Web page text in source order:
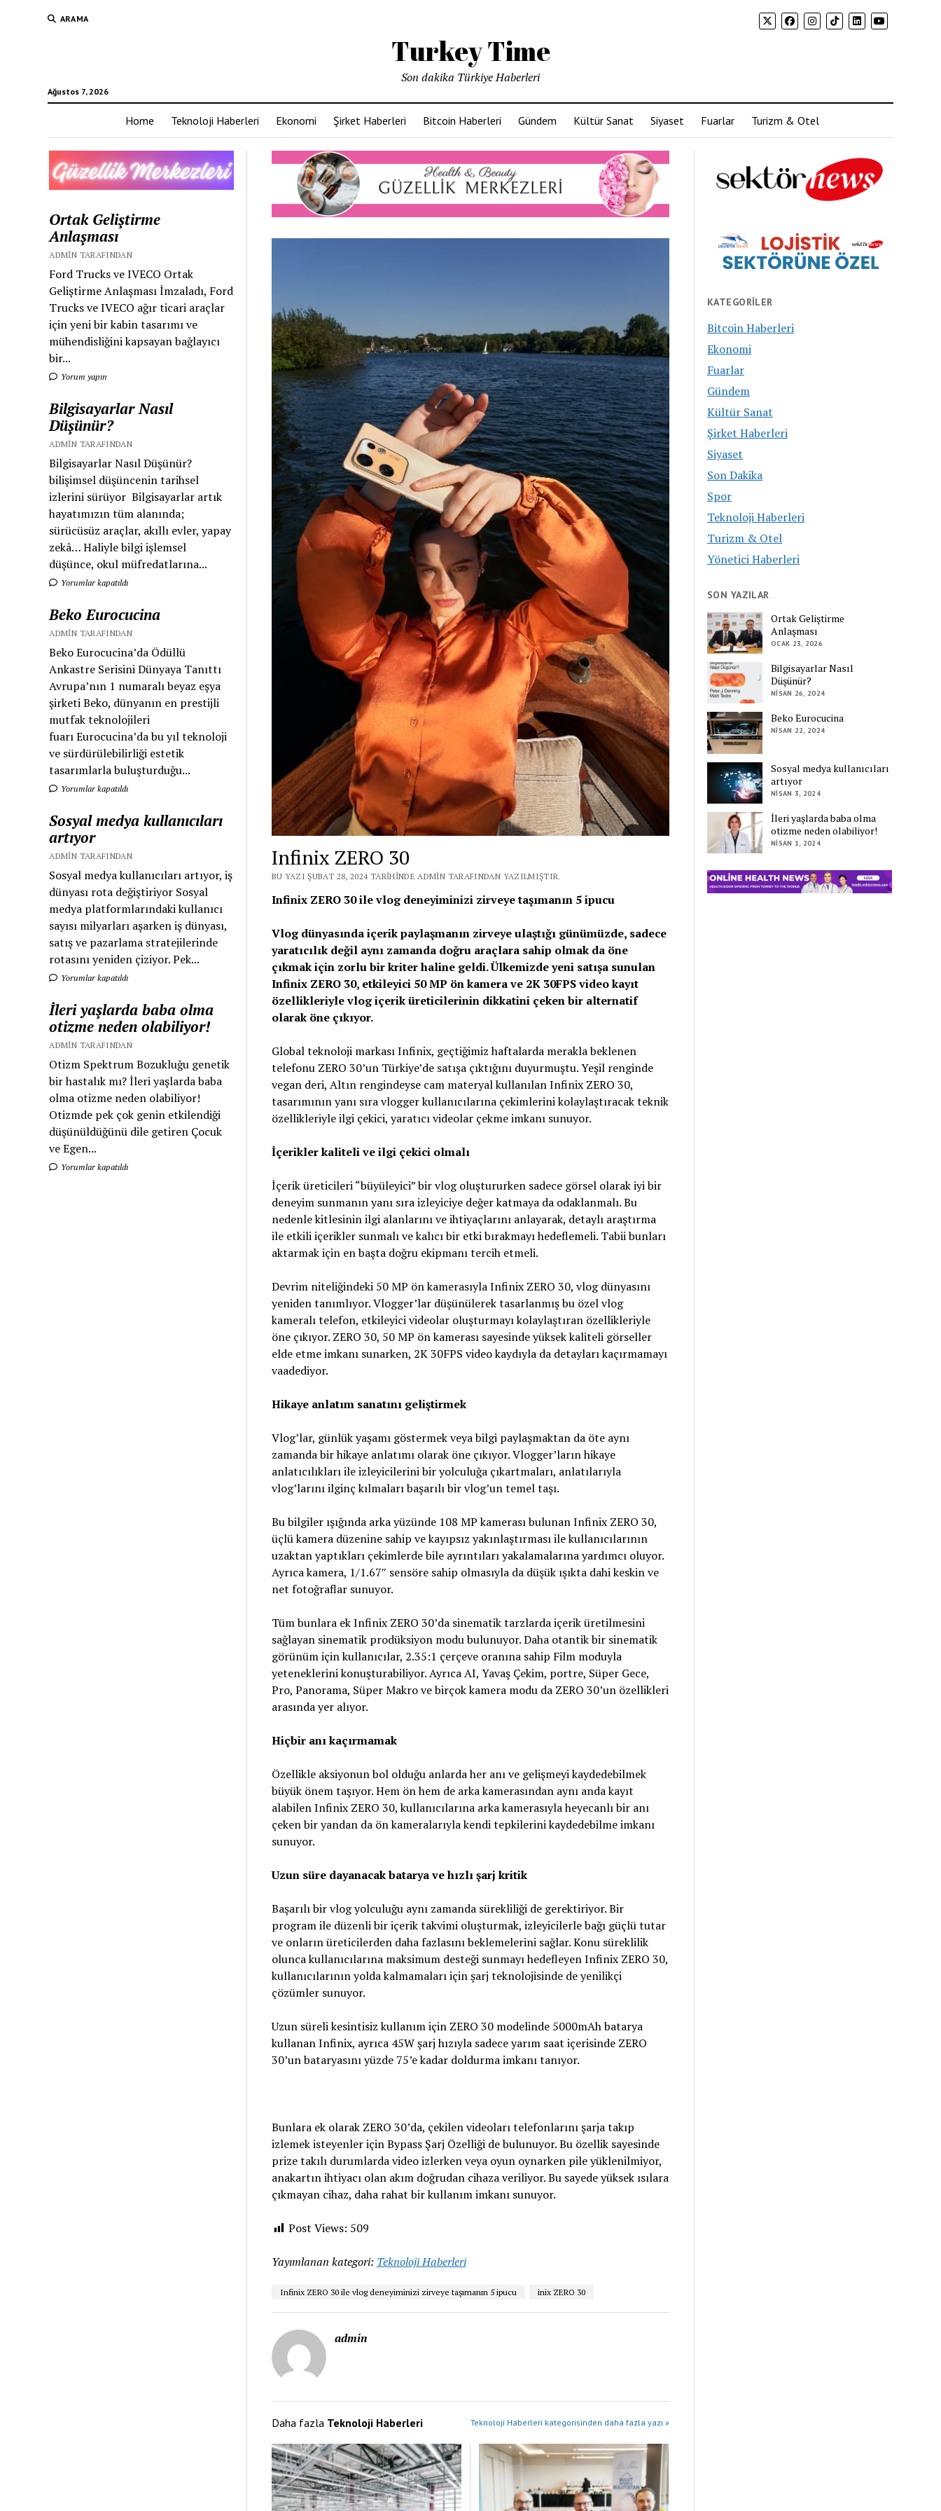
ARAMA
Turkey Time
Ağustos 7, 2026
Son dakika Türkiye Haberleri
Home Teknoloji Haberleri Ekonomi Şirket Haberleri Bitcoin Haberleri Gündem Kültür Sanat Siyaset Fuarlar Turizm & Otel
Ortak Geliştirme
Anlaşması
ADMIN TARAFINDAN
Ford Trucks ve IVECO Ortak
Geliştirme Anlaşması İmzaladı, Ford
Trucks ve IVECO ağır ticari araçlar
için yeni bir kabin tasarımı ve
mühendisliğini kapsayan bağlayıcı
bir...
Yorum yapın
Bilgisayarlar Nasıl
Düşünür?
ADMIN TARAFINDAN
Bilgisayarlar Nasıl Düşünür?
bilişimsel düşüncenin tarihsel
izlerini sürüyor Bilgisayarlar artık
hayatımızın tüm alanında;
sürücüsüz araçlar, akıllı evler, yapay
zekâ… Haliyle bilgi işlemsel
düşünce, okul müfredatlarına...
Yorumlar kapatıldı
Beko Eurocucina
ADMIN TARAFINDAN
Beko Eurocucina’da Ödüllü
Ankastre Serisini Dünyaya Tanıttı
Avrupa’nın 1 numaralı beyaz eşya
şirketi Beko, dünyanın en prestijli
mutfak teknolojileri
fuarı Eurocucina’da bu yıl teknoloji
ve sürdürülebilirliği estetik
tasarımlarla buluşturduğu...
Yorumlar kapatıldı
Sosyal medya kullanıcıları
artıyor
ADMIN TARAFINDAN
Sosyal medya kullanıcıları artıyor, iş
dünyası rota değiştiriyor Sosyal
medya platformlarındaki kullanıcı
sayısı milyarları aşarken iş dünyası,
satış ve pazarlama stratejilerinde
rotasını yeniden çiziyor. Pek...
Yorumlar kapatıldı
İleri yaşlarda baba olma
otizme neden olabiliyor!
ADMIN TARAFINDAN
Otizm Spektrum Bozukluğu genetik
bir hastalık mı? İleri yaşlarda baba
olma otizme neden olabiliyor!
Otizmde pek çok genin etkilendiği
düşünüldüğünü dile getiren Çocuk
ve Egen...
Yorumlar kapatıldı
Infinix ZERO 30
BU YAZI ŞUBAT 28, 2024 TARIHINDE ADMIN TARAFINDAN YAZILMIŞTIR.
Infinix ZERO 30 ile vlog deneyiminizi zirveye taşımanın 5 ipucu
Vlog dünyasında içerik paylaşmanın zirveye ulaştığı günümüzde, sadece
yaratıcılık değil aynı zamanda doğru araçlara sahip olmak da öne
çıkmak için zorlu bir kriter haline geldi. Ülkemizde yeni satışa sunulan
Infinix ZERO 30, etkileyici 50 MP ön kamera ve 2K 30FPS video kayıt
özellikleriyle vlog içerik üreticilerinin dikkatini çeken bir alternatif
olarak öne çıkıyor.
Global teknoloji markası Infinix, geçtiğimiz haftalarda merakla beklenen
telefonu ZERO 30’un Türkiye’de satışa çıktığını duyurmuştu. Yeşil renginde
vegan deri, Altın rengindeyse cam materyal kullanılan Infinix ZERO 30,
tasarımının yanı sıra vlogger kullanıcılarına çekimlerini kolaylaştıracak teknik
özellikleriyle ilgi çekici, yaratıcı videolar çekme imkanı sunuyor.
İçerikler kaliteli ve ilgi çekici olmalı
İçerik üreticileri “büyüleyici” bir vlog oluştururken sadece görsel olarak iyi bir
deneyim sunmanın yanı sıra izleyiciye değer katmaya da odaklanmalı. Bu
nedenle kitlesinin ilgi alanlarını ve ihtiyaçlarını anlayarak, detaylı araştırma
ile etkili içerikler sunmalı ve kalıcı bir etki bırakmayı hedeflemeli. Tabii bunları
aktarmak için en başta doğru ekipmanı tercih etmeli.
Devrim niteliğindeki 50 MP ön kamerasıyla Infinix ZERO 30, vlog dünyasını
yeniden tanımlıyor. Vlogger’lar düşünülerek tasarlanmış bu özel vlog
kameralı telefon, etkileyici videolar oluşturmayı kolaylaştıran özellikleriyle
öne çıkıyor. ZERO 30, 50 MP ön kamerası sayesinde yüksek kaliteli görseller
elde etme imkanı sunarken, 2K 30FPS video kaydıyla da detayları kaçırmamayı
vaadediyor.
Hikaye anlatım sanatını geliştirmek
Vlog’lar, günlük yaşamı göstermek veya bilgi paylaşmaktan da öte aynı
zamanda bir hikaye anlatımı olarak öne çıkıyor. Vlogger’ların hikaye
anlatıcılıkları ile izleyicilerini bir yolculuğa çıkartmaları, anlatılarıyla
vlog’larını ilginç kılmaları başarılı bir vlog’un temel taşı.
Bu bilgiler ışığında arka yüzünde 108 MP kamerası bulunan Infinix ZERO 30,
üçlü kamera düzenine sahip ve kayıpsız yakınlaştırması ile kullanıcılarının
uzaktan yaptıkları çekimlerde bile ayrıntıları yakalamalarına yardımcı oluyor.
Ayrıca kamera, 1/1.67″ sensöre sahip olmasıyla da düşük ışıkta dahi keskin ve
net fotoğraflar sunuyor.
Tüm bunlara ek Infinix ZERO 30’da sinematik tarzlarda içerik üretilmesini
sağlayan sinematik prodüksiyon modu bulunuyor. Daha otantik bir sinematik
görünüm için kullanıcılar, 2.35:1 çerçeve oranına sahip Film moduyla
yeteneklerini konuşturabiliyor. Ayrıca AI, Yavaş Çekim, portre, Süper Gece,
Pro, Panorama, Süper Makro ve birçok kamera modu da ZERO 30’un özellikleri
arasında yer alıyor.
Hiçbir anı kaçırmamak
Özellikle aksiyonun bol olduğu anlarda her anı ve gelişmeyi kaydedebilmek
büyük önem taşıyor. Hem ön hem de arka kamerasından aynı anda kayıt
alabilen Infinix ZERO 30, kullanıcılarına arka kamerasıyla heyecanlı bir anı
çeken bir yandan da ön kameralarıyla kendi tepkilerini kaydedebilme imkanı
sunuyor.
Uzun süre dayanacak batarya ve hızlı şarj kritik
Başarılı bir vlog yolculuğu aynı zamanda sürekliliği de gerektiriyor. Bir
program ile düzenli bir içerik takvimi oluşturmak, izleyicilerle bağı güçlü tutar
ve onların üreticilerden daha fazlasını beklemelerini sağlar. Konu süreklilik
olunca kullanıcılarına maksimum desteği sunmayı hedefleyen Infinix ZERO 30,
kullanıcılarının yolda kalmamaları için şarj teknolojisinde de yenilikçi
çözümler sunuyor.
Uzun süreli kesintisiz kullanım için ZERO 30 modelinde 5000mAh batarya
kullanan Infinix, ayrıca 45W şarj hızıyla sadece yarım saat içerisinde ZERO
30’un bataryasını yüzde 75’e kadar doldurma imkanı tanıyor.
Bunlara ek olarak ZERO 30’da, çekilen videoları telefonlarını şarja takıp
izlemek isteyenler için Bypass Şarj Özelliği de bulunuyor. Bu özellik sayesinde
prize takılı durumlarda video izlerken veya oyun oynarken pile yüklenilmiyor,
anakartın ihtiyacı olan akım doğrudan cihaza veriliyor. Bu sayede yüksek ısılara
çıkmayan cihaz, daha rahat bir kullanım imkanı sunuyor.
Post Views: 509
Yayımlanan kategori: Teknoloji Haberleri
Infinix ZERO 30 ile vlog deneyiminizi zirveye taşımanın 5 ipucu inix ZERO 30
admin
Daha fazla Teknoloji Haberleri Teknoloji Haberleri kategorisinden daha fazla yazı »
KATEGORILER
Bitcoin Haberleri
Ekonomi
Fuarlar
Gündem
Kültür Sanat
Şirket Haberleri
Siyaset
Son Dakika
Spor
Teknoloji Haberleri
Turizm & Otel
Yönetici Haberleri
SON YAZILAR
Ortak Geliştirme
Anlaşması
OCAK 23, 2026
Bilgisayarlar Nasıl
Düşünür?
NISAN 26, 2024
Beko Eurocucina
NISAN 22, 2024
Sosyal medya kullanıcıları
artıyor
NISAN 3, 2024
İleri yaşlarda baba olma
otizme neden olabiliyor!
NISAN 1, 2024